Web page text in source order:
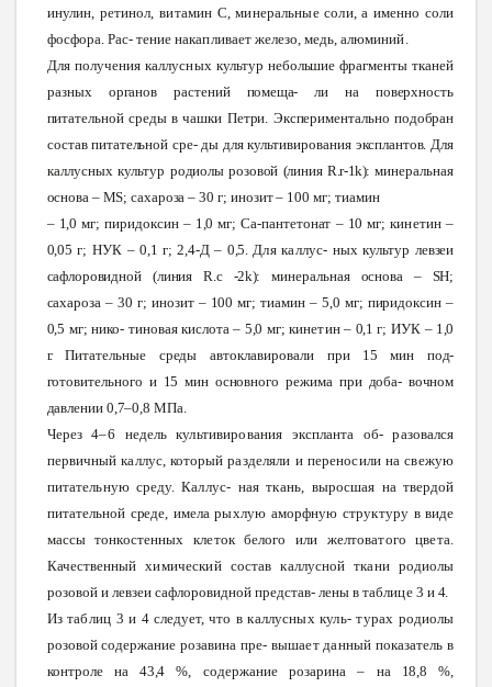
инулин, ретинол, витамин С, минеральные соли, а именно соли
фосфора. Рас- тение накапливает железо, медь, алюминий.
Для получениякаллусных культур небольшие фрагментытканей
разных
органоврастений помеща- ли на поверхность
питательной средыв чашки Петри. Экспериментально подобран
состав питательной сре- ды для культивирования эксплантов. Для
каллусных культур родиолы розовой (линияR .r-1k): минеральная
основа – MS; сахароза –30 г; инозит– 100 мг; тиамин
– 1,0 мг;пиридоксин– 1,0 мг;Са-пантетонат – 10 мг;кинетин–
0,05 г; НУК –0,1 г; 2,4-Д– 0,5. Длякаллус- ных культур левзеи
сафлоровидной
(линия R c -2k): минеральная основа – SH;
сахароза –30 г; инозит– 100 мг; тиамин –5,0 мг; пиридоксин–
0,5 мг; нико- тиноваякислота – 5,0 мг;кинетин– 0,1 г; ИУК – 1,0
г.Питательные среды автоклавировали при 15 мин под-
готовительного и 15 мин основного режима при доба- вочном
давлении 0,7–0,8 МПа.
Через4–6 неделькультивирования экспланта об- разовался
первичный каллус, которыйразделяли ипереносилинасвежую
питательную среду. Каллус- ная ткань, выросшая на твердой
питательной среде, имела рыхлую аморфную структуру в виде
массытонкостенных клетокбелого или желтоватого
цвета.
Качественный химический состав каллусной ткани родиолы
розовой и левзеи сафлоровидной представ- лены втаблице3 и 4.
Из таблиц 3 и 4следует, что вкаллусных куль- турахродиолы
розовой содержание розавина пре- вышает данный показатель в
контроле на43,4 %, содержание розарина – на 18,8
%,